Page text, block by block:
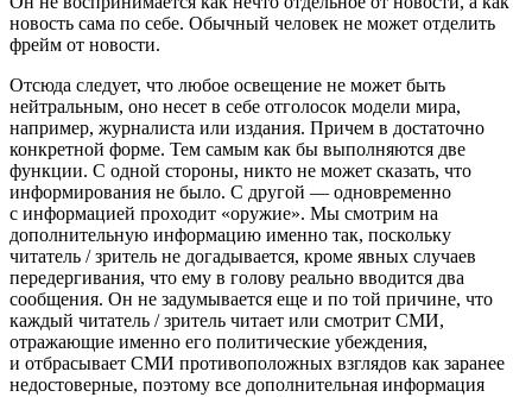
новость сама по себе. Обычный человек не может отделить
фрейм от новости.
Отсюда следует, что любое освещение не может быть
нейтральным, оно несет в себе отголосок модели мира,
например, журналиста или издания. Причем в достаточно
конкретной форме. Тем самым как бы выполняются две
функции. С одной стороны, никто не может сказать, что
информирования не было. С другой — одновременно
с информацией проходит «оружие». Мы смотрим на
дополнительную информацию именно так, поскольку
читатель / зритель не догадывается, кроме явных случаев
передергивания, что ему в голову реально вводится два
сообщения. Он не задумывается еще и по той причине, что
каждый читатель / зритель читает или смотрит СМИ,
отражающие именно его политические убеждения,
и отбрасывает СМИ противоположных взглядов как заранее
недостоверные, поэтому все дополнительная информация